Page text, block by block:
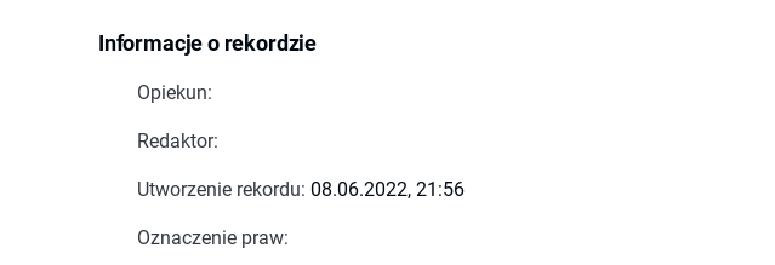
Informacje o rekordzie
Opiekun:
Redaktor:
Utworzenie rekordu: 08.06.2022, 21:56
Oznaczenie praw: